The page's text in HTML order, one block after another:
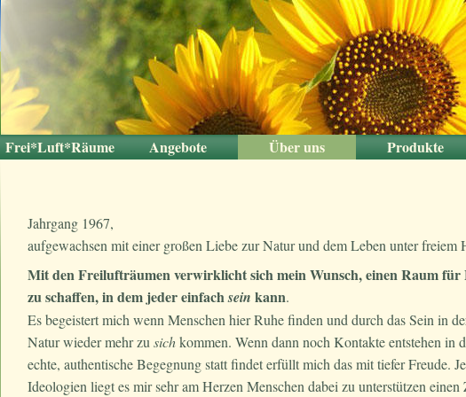
Frei*Luft*Räume
Die Idee
Pratolungo
Freiluftsuiten
Der grüne Salon
Küche
Die Nacht
Besonderheiten
Angebote
Paare und Alleinreisende
Familien
Gruppen
Aktivitäten
Über uns
Lisa
Unsere Tiere
was wir gerade tun
Produkte
Eigene
Produkte von
Jahrgang 1967,
aufgewachsen mit einer großen Liebe zur Natur und dem Leben unter freiem
Mit den Freilufträumen verwirklicht sich mein Wunsch, einen Raum für
zu schaffen, in dem jeder einfachsein kann.
Es begeistert mich wenn Menschen hier Ruhe finden und durch das Sein in
Natur wieder mehr zu sichkommen. Wenn dann noch Kontakte entstehen in
echte, authentische Begegnung statt findet erfüllt mich das mit tiefer Freude.
Ideologien liegt es mir sehr am Herzen Menschen dabei zu unterstützen einen